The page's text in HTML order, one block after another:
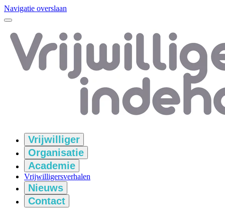
Navigatie overslaan
Vrijwilliger
Organisatie
Academie
Vrijwilligersverhalen
Nieuws
Contact